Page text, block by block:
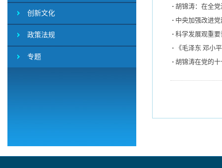
创新文化
政策法规
专题
胡锦涛：在全
中央加强改进
科学发展观重
《毛泽东 邓小
胡锦涛在党的